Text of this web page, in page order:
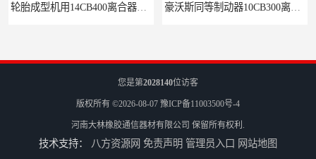
轮胎成型机用14CB400离合器制动器刹车 豪沃斯同等制动器10CB300离合器
您是第2028140位访客
版权所有 ©2026-08-07 豫ICP备11003500号-4
河南大林橡胶通信器材有限公司 保留所有权利.
技术支持： 八方资源网 免责声明 管理员入口 网站地图